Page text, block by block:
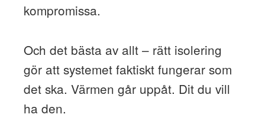
kompromissa.
Och det bästa av allt – rätt isolering
gör att systemet faktiskt fungerar som
det ska. Värmen går uppåt. Dit du vill
ha den.